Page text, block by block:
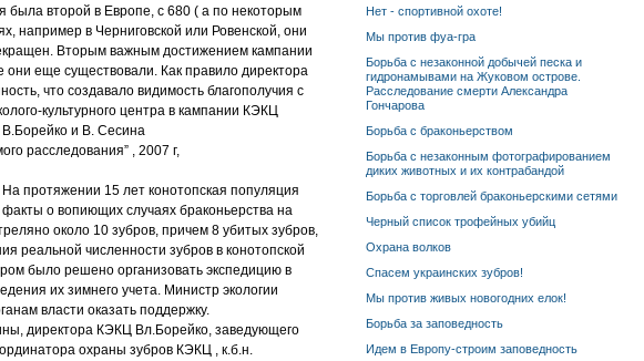
была второй в Европе, с 680 ( а по некоторым
например в Черниговской или Ровенской, они
Вторым важным достижением кампании
они еще существовали. Как правило директора
что создавало видимость благополучия с
культурного центра в кампании КЭКЦ
В.Борейко и В. Сесина
расследования” , 2007 г,
протяжении 15 лет конотопская популяция
о вопиющих случаях браконьерства на
около 10 зубров, причем 8 убитых зубров,
реальной численности зубров в конотопской
было решено организовать экспедицию в
их зимнего учета. Министр экологии
власти оказать поддержку.
директора КЭКЦ Вл.Борейко, заведующего
охраны зубров КЭКЦ , к.б.н.
Нет - спортивной охоте!
Мы против фуа-гра
Борьба с незаконной добычей песка и
гидронамывами на Жуковом острове.
Расследование смерти Александра
Гончарова
Борьба с браконьерством
Борьба с незаконным фотографированием
диких животных и их контрабандой
Борьба с торговлей браконьерскими сетями
Черный список трофейных убийц
Охрана волков
Спасем украинских зубров!
Мы против живых новогодних елок!
Борьба за заповедность
Идем в Европу-строим заповедность